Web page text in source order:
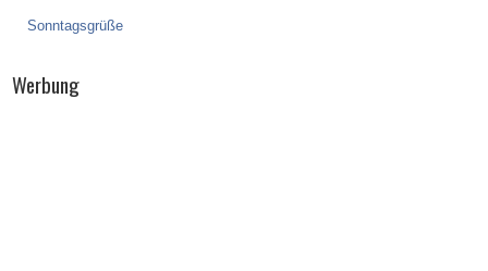
Sonntagsgrüße
Werbung